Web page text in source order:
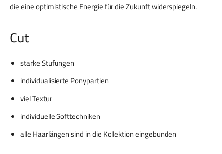
die eine optimistische Energie für die Zukunft widerspiegeln.
Cut
starke Stufungen
individualisierte Ponypartien
viel Textur
individuelle Softtechniken
alle Haarlängen sind in die Kollektion eingebunden